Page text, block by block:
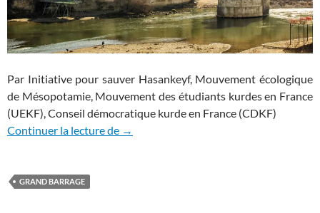
Par Initiative pour sauver Hasankeyf, Mouvement écologique
de Mésopotamie, Mouvement des étudiants kurdes en France
(UEKF), Conseil démocratique kurde en France (CDKF)
Continuer la lecture de Non à la mise en eau du barrage d’Ilisu!
→
GRAND BARRAGE